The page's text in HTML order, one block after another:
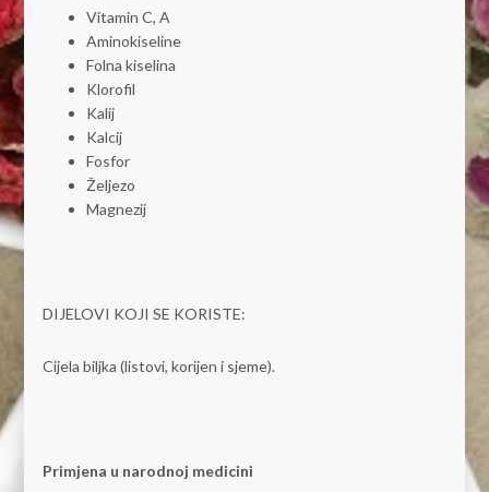
Vitamin C, A
Aminokiseline
Folna kiselina
Klorofil
Kalij
Kalcij
Fosfor
Željezo
Magnezij
DIJELOVI KOJI SE KORISTE:
Cijela biljka (listovi, korijen i sjeme).
Primjena u narodnoj medicini